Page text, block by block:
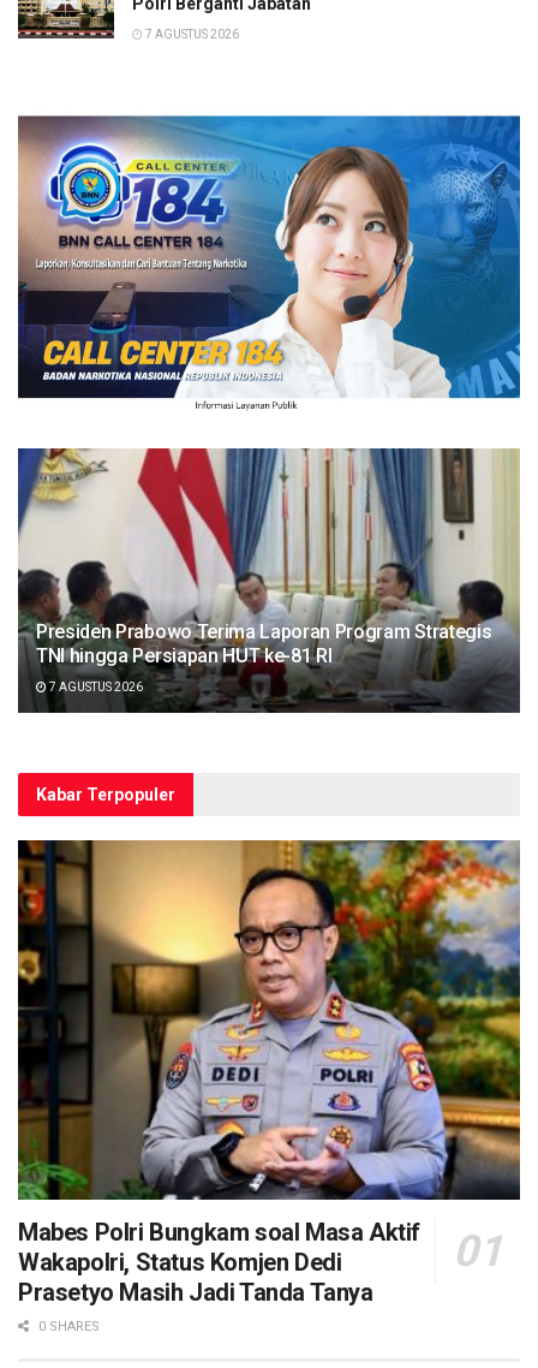
7 AGUSTUS 2026
Presiden Prabowo Terima Laporan Program Strategis
TNI hingga Persiapan HUT ke-81 RI
7 AGUSTUS 2026
Kabar Terpopuler
Mabes Polri Bungkam soal Masa Aktif
Wakapolri, Status Komjen Dedi
Prasetyo Masih Jadi Tanda Tanya
0 SHARES